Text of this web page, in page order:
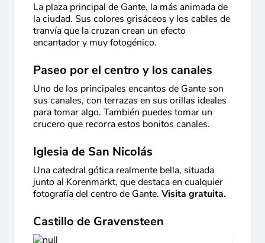
La plaza principal de Gante, la más animada de
la ciudad. Sus colores grisáceos y los cables de
tranvía que la cruzan crean un efecto
encantador y muy fotogénico.
Paseo por el centro y los canales
Uno de los principales encantos de Gante son
sus canales, con terrazas en sus orillas ideales
para tomar algo. También puedes tomar un
crucero que recorra estos bonitos canales.
Iglesia de San Nicolás
Una catedral gótica realmente bella, situada
junto al Korenmarkt, que destaca en cualquier
fotografía del centro de Gante. Visita gratuita.
Castillo de Gravensteen